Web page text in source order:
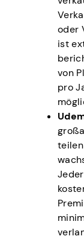
oder
ist
von
pro